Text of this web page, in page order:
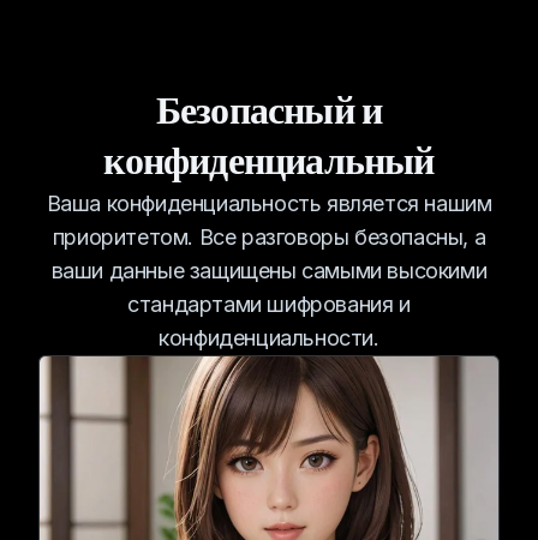
Безопасный и
конфиденциальный
Ваша конфиденциальность является нашим
приоритетом. Все разговоры безопасны, а
ваши данные защищены самыми высокими
стандартами шифрования и
конфиденциальности.